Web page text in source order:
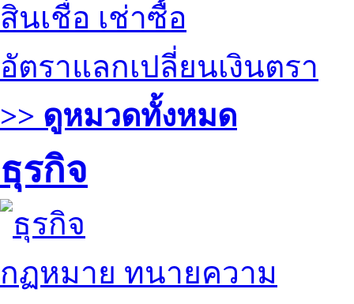
สินเชื่อ เช่าซื้อ
อัตราแลกเปลี่ยนเงินตรา
>> ดูหมวดทั้งหมด
ธุรกิจ
กฏหมาย ทนายความ